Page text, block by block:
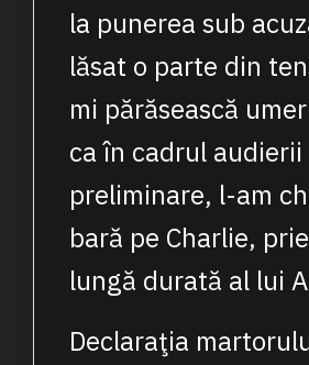
la punerea sub
lăsat o parte din
mi părăsească
ca în cadrul audierii
preliminare, l-am
bară pe Charlie,
lungă durată al lui
Declaraţia